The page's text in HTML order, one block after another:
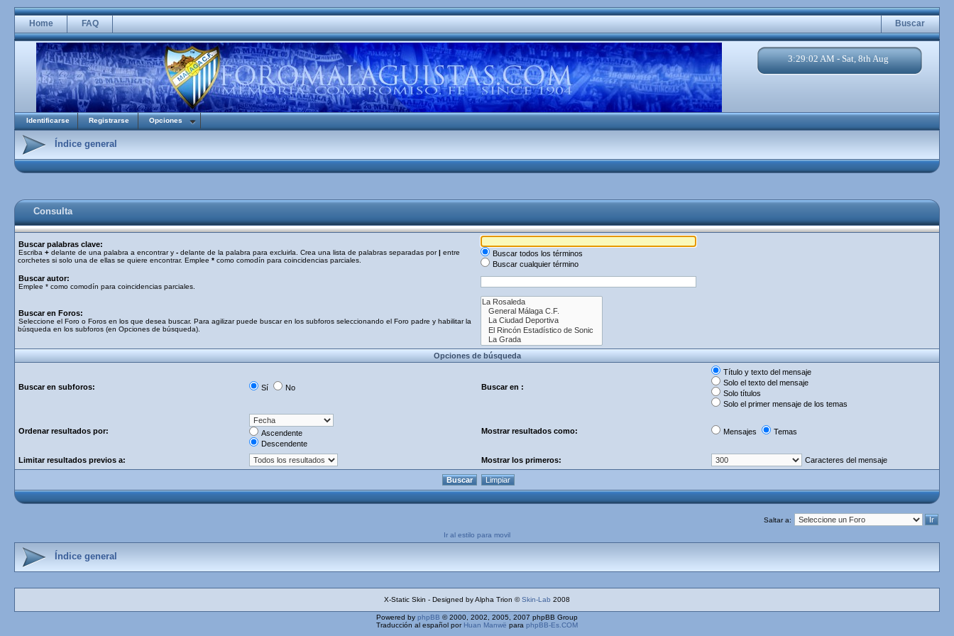
Home FAQ Buscar
3:29:02 AM - Sat, 8th Aug
Identificarse Registrarse Opciones
Índice general
Consulta
Buscar palabras clave:
Escriba + delante de una palabra a encontrar y - delante de la palabra para excluirla. Crea una lista de palabras separadas por| entre
corchetes si solo una de ellas se quiere encontrar. Emplee * como comodín para coincidencias parciales.
Buscar todos los términos
Buscar cualquier término
Buscar autor:
Emplee * como comodín para coincidencias parciales.
Buscar en Foros:
Seleccione el Foro o Foros en los que desea buscar. Para agilizar puede buscar en los subforos seleccionando el Foro padre y habilitar la
búsqueda en los subforos (en Opciones de búsqueda).
Opciones de búsqueda
Buscar en subforos: Sí No Buscar en :
Título y texto del mensaje
Solo el texto del mensaje
Solo títulos
Solo el primer mensaje de los temas
Ordenar resultados por:
Ascendente
Descendente
Mostrar resultados como: Mensajes Temas
Limitar resultados previos a: Mostrar los primeros: Caracteres del mensaje
Saltar a:
Ir al estilo para movil
Índice general
X-Static Skin - Designed by Alpha Trion ©Skin-Lab 2008
Powered by phpBB © 2000, 2002, 2005, 2007 phpBB Group
Traducción al español por Huan Manwë para phpBB-Es.COM